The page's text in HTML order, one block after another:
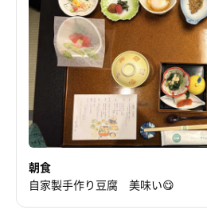
朝食
自家製手作り豆腐 美味い😋